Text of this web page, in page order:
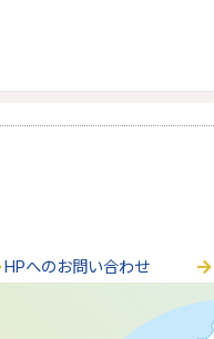
HPへのお問い合わせ